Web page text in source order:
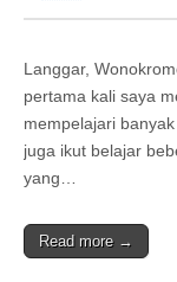
Langgar,
pertama kali saya
mempelajari
juga ikut belajar
yang…
Read more →